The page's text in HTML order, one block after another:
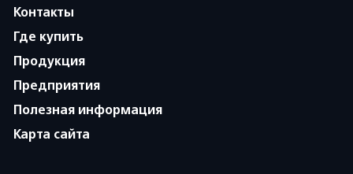
Контакты
Где купить
Продукция
Предприятия
Полезная информация
Карта сайта